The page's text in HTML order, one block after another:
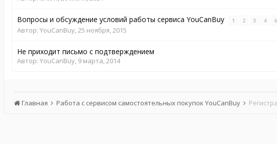
Вопросы и обсуждение условий работы сервиса YouCanBuy 1 2 3 4 6
Автор: YouCanBuy,25 ноября, 2015
Не приходит письмо с подтверждением
Автор: YouCanBuy, 9 марта, 2014
Главная Работа с сервисом самостоятельных покупок YouCanBuy